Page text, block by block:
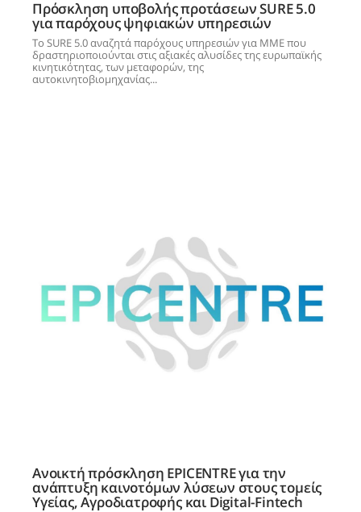
Πρόσκληση υποβολής προτάσεων SURE 5.0
για παρόχους ψηφιακών υπηρεσιών
Το SURE 5.0 αναζητά παρόχους υπηρεσιών για ΜΜΕ που
δραστηριοποιούνται στις αξιακές αλυσίδες της ευρωπαϊκής
κινητικότητας, των μεταφορών, της
αυτοκινητοβιομηχανίας...
Ανοικτή πρόσκληση EPICENTRE για την
ανάπτυξη καινοτόμων λύσεων στους τομείς
Υγείας, Αγροδιατροφής και Digital-Fintech